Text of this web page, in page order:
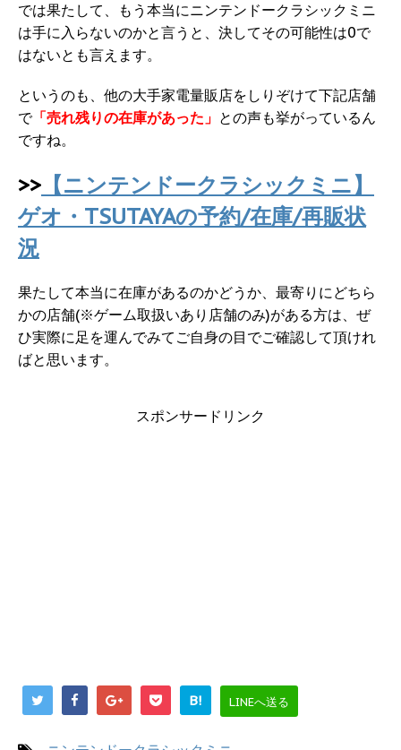
では果たして、もう本当にニンテンドークラシックミニ
は手に入らないのかと言うと、決してその可能性は0で
はないとも言えます。
というのも、他の大手家電量販店をしりぞけて下記店舗
で「売れ残りの在庫があった」 との声も挙がっているん
ですね。
>> 【ニンテンドークラシックミニ】
ゲオ・TSUTAYAの予約/在庫/再販状
況
果たして本当に在庫があるのかどうか、最寄りにどちら
かの店舗(※ゲーム取扱いあり店舗のみ)がある方は、ぜ
ひ実際に足を運んでみてご自身の目でご確認して頂けれ
ばと思います。
スポンサードリンク
B! LINEへ送る